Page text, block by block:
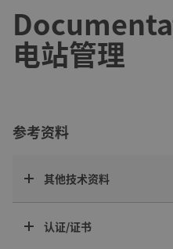
电站管理
参考资料
其他技术资料
认证/证书